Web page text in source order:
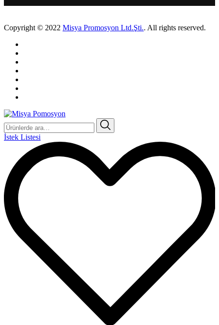
Copyright © 2022 Misya Promosyon Ltd.Şti.. All rights reserved.
Ara:
İstek Listesi